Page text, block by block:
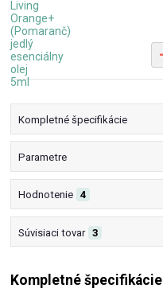
Kompletné špecifikácie
Parametre
Hodnotenie 4
Súvisiaci tovar 3
Kompletné špecifikácie